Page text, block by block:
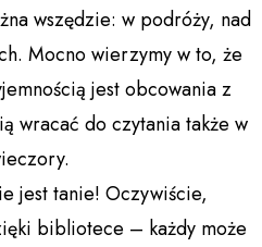
wszędzie: w podróży, nad
Mocno wierzymy w to, że
jest obcowania z
wracać do czytania także w
jest tanie! Oczywiście,
bibliotece – każdy może